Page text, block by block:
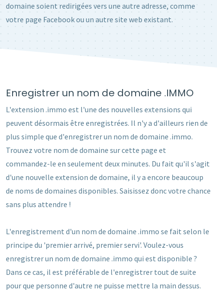
domaine soient redirigées vers une autre adresse, comme
votre page Facebook ou un autre site web existant.
Enregistrer un nom de domaine .IMMO
L'extension .immo est l'une des nouvelles extensions qui
peuvent désormais être enregistrées. Il n'y a d'ailleurs rien de
plus simple que d'enregistrer un nom de domaine .immo.
Trouvez votre nom de domaine sur cette page et
commandez-le en seulement deux minutes. Du fait qu'il s'agit
d'une nouvelle extension de domaine, il y a encore beaucoup
de noms de domaines disponibles. Saisissez donc votre chance
sans plus attendre !
L'enregistrement d'un nom de domaine .immo se fait selon le
principe du 'premier arrivé, premier servi'. Voulez-vous
enregistrer un nom de domaine .immo qui est disponible ?
Dans ce cas, il est préférable de l'enregistrer tout de suite
pour que personne d'autre ne puisse mettre la main dessus.